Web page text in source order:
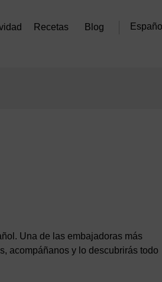
Recetas Blog
Una de las embajadoras más
acompáñanos y lo descubrirás todo